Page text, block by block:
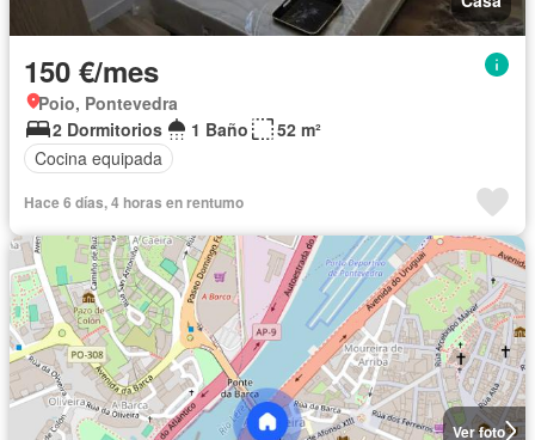
150 €/mes
Poio, Pontevedra
2 Dormitorios
1 Baño
52 m²
Cocina equipada
Hace 6 días, 4 horas en rentumo
Ver foto